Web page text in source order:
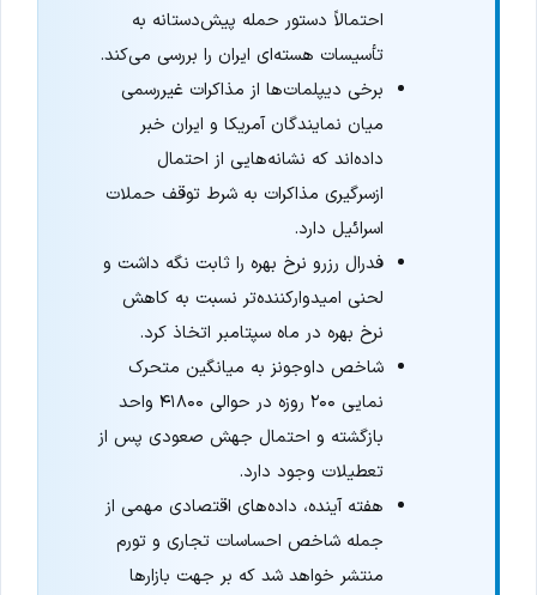
احتمالاً دستور حمله پیش‌دستانه به
تأسیسات هسته‌ای ایران را بررسی می‌کند.
برخی دیپلمات‌ها از مذاکرات غیررسمی
میان نمایندگان آمریکا و ایران خبر
داده‌اند که نشانه‌هایی از احتمال
ازسرگیری مذاکرات به شرط توقف حملات
اسرائیل دارد.
فدرال رزرو نرخ بهره را ثابت نگه داشت و
لحنی امیدوارکننده‌تر نسبت به کاهش
نرخ بهره در ماه سپتامبر اتخاذ کرد.
شاخص داوجونز به میانگین متحرک
نمایی ۲۰۰ روزه در حوالی ۴۱۸۰۰ واحد
بازگشته و احتمال جهش صعودی پس از
تعطیلات وجود دارد.
هفته آینده، داده‌های اقتصادی مهمی از
جمله شاخص احساسات تجاری و تورم
منتشر خواهد شد که بر جهت بازارها